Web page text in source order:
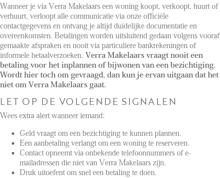
Wanneer je via Verra Makelaars een woning koopt, verkoopt, huurt of
verhuurt, verloopt alle communicatie via onze officiële
contactgegevens en ontvang je altijd duidelijke documentatie en
overeenkomsten. Betalingen worden uitsluitend gedaan volgens vooraf
gemaakte afspraken en nooit via particuliere bankrekeningen of
informele betaalverzoeken. Verra Makelaars vraagt nooit een
betaling voor het inplannen of bijwonen van een bezichtiging.
Wordt hier toch om gevraagd, dan kun je ervan uitgaan dat het
niet om Verra Makelaars gaat.
LET OP DE VOLGENDE SIGNALEN
Wees extra alert wanneer iemand:
Geld vraagt om een bezichtiging te kunnen plannen.
Een aanbetaling verlangt om een woning te reserveren.
Contact opneemt via onbekende telefoonnummers of e-
mailadressen die niet van Verra Makelaars zijn.
Druk uitoefent om snel een betaling te doen.
Renting
Buying
Property Management
Letting
Selling
NEWS
LOCAL LIFE
ABOUT US